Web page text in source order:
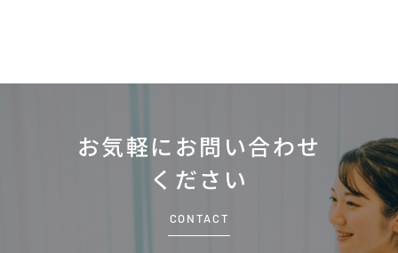
お気軽にお問い合わせ
ください
CONTACT